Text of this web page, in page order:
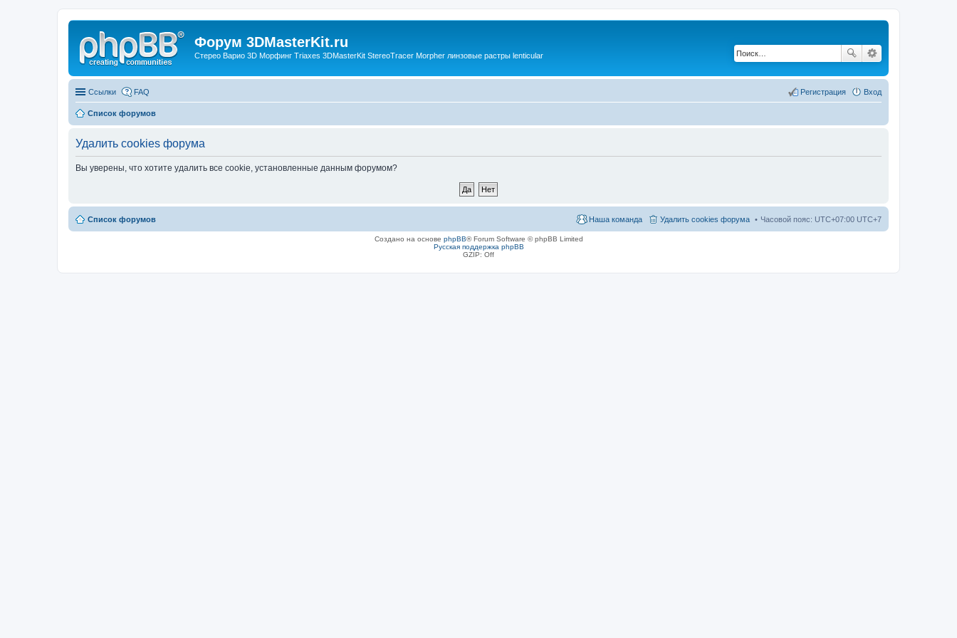
Форум 3DMasterKit.ru
Стерео Варио 3D Морфинг Triaxes 3DMasterKit StereoTracer Morpher линзовые растры lenticular
Ссылки FAQ Вход
Регистрация
Список форумов
Удалить cookies форума
Вы уверены, что хотите удалить все cookie, установленные данным форумом?
Список форумов Часовой пояс: UTC+07:00 UTC+7
Удалить cookies форума
Наша команда
Создано на основе phpBB® Forum Software © phpBB Limited
Русская поддержка phpBB
GZIP: Off